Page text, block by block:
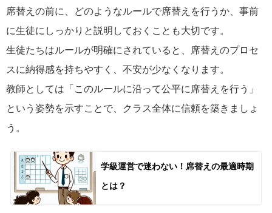
席替えの前に、どのようなルールで席替えを行うか、事前
に生徒にしっかりと説明しておくことも大切です。
生徒たちはルールが明確にされていると、席替えのプロセ
スに納得感を持ちやすく、不安が少なくなります。
教師としては「このルールに沿って公平に席替えを行う」
という姿勢を示すことで、クラス全体に信頼を築きましょ
う。
学級運営で迷わない！席替えの最適時期
とは？